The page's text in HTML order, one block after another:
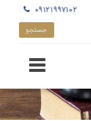
۰۹۱۲۱۹۹۷۱۰۲